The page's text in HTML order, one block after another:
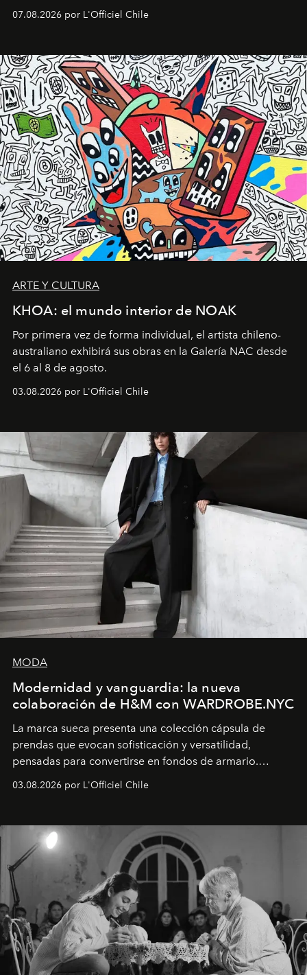
diseño y el universo outdoor.
07.08.2026 por L'Officiel Chile
ARTE Y CULTURA
KHOA: el mundo interior de NOAK
Por primera vez de forma individual, el artista chileno-
australiano exhibirá sus obras en la Galería NAC desde
el 6 al 8 de agosto.
03.08.2026 por L'Officiel Chile
MODA
Modernidad y vanguardia: la nueva
colaboración de H&M con WARDROBE.NYC
La marca sueca presenta una colección cápsula de
prendas que evocan sofisticación y versatilidad,
pensadas para convertirse en fondos de armario.
03.08.2026 por L'Officiel Chile